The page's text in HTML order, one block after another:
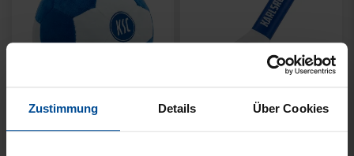
Zustimmung Details Über Cookies